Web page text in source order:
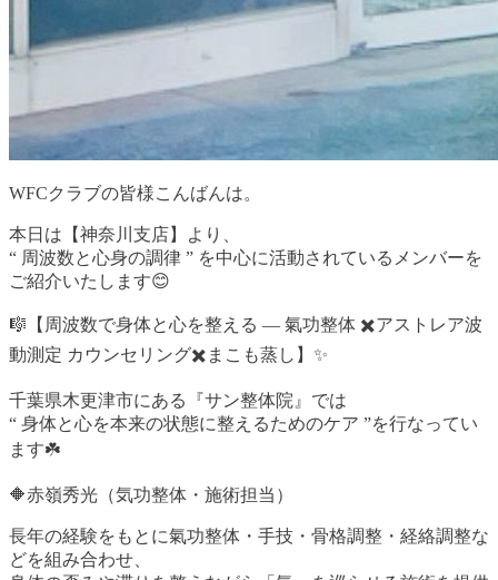
WFCクラブの皆様こんばんは。
本日は【神奈川支店】より、
“ 周波数と心身の調律 ” を中心に活動されているメンバーを
ご紹介いたします😊
🎼【周波数で身体と心を整える ― 氣功整体 ✖️アストレア波
動測定 カウンセリング✖️まこも蒸し】✨
千葉県木更津市にある『サン整体院』では
“ 身体と心を本来の状態に整えるためのケア ”を行なってい
ます☘️
🔶赤嶺秀光（気功整体・施術担当）
長年の経験をもとに氣功整体・手技・骨格調整・経絡調整な
どを組み合わせ、